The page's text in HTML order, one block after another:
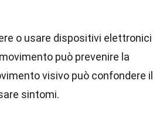
o usare dispositivi elettronici
può prevenire la
visivo può confondere il
sintomi.